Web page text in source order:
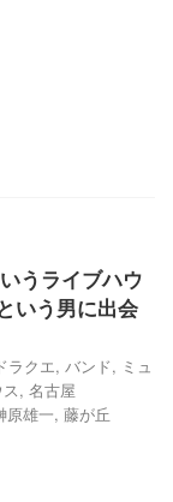
うライブハウ
いう男に出会
ラクエ, バンド, ミュ
, 名古屋
原雄一, 藤が丘